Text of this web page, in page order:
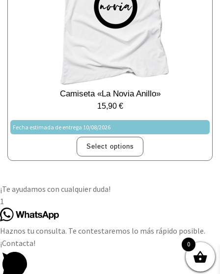
Camiseta «La Novia Anillo»
15,90 €
Fecha estimada de entrega 10/08/2026
Select options
0
¡Te ayudamos con cualquier duda!
1
Haznos tu consulta. Te contestaremos lo más rápido posible.
¡Contacta!